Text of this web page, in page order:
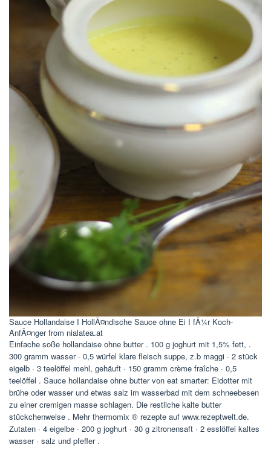
Sauce Hollandaise I HollÃ¤ndische Sauce ohne Ei I fÃ¼r Koch-
AnfÃ¤nger from nialatea.at
Einfache soße hollandaise ohne butter . 100 g joghurt mit 1,5% fett, .
300 gramm wasser · 0,5 würfel klare fleisch suppe, z.b maggi · 2 stück
eigelb · 3 teelöffel mehl, gehäuft · 150 gramm crème fraîche · 0,5
teelöffel . Sauce hollandaise ohne butter von eat smarter: Eidotter mit
brühe oder wasser und etwas salz im wasserbad mit dem schneebesen
zu einer cremigen masse schlagen. Die restliche kalte butter
stückchenweise . Mehr thermomix ® rezepte auf www.rezeptwelt.de.
Zutaten · 4 eigelbe · 200 g joghurt · 30 g zitronensaft · 2 esslöffel kaltes
wasser · salz und pfeffer .